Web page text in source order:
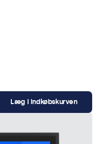
Læg i indkøbskurven